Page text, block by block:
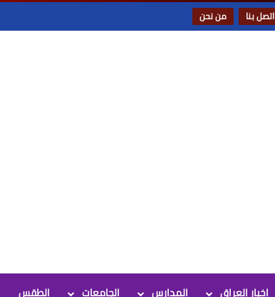
اتصل بنا من نحن
اخبار العراق المدارس الجامعات الطقس